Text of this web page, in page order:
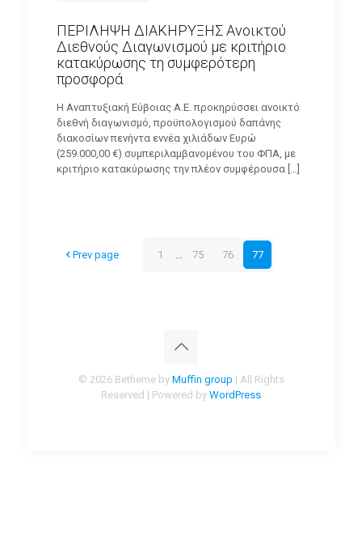
ΠΕΡΙΛΗΨΗ ΔΙΑΚΗΡΥΞΗΣ Ανοικτού
Διεθνούς Διαγωνισμού με κριτήριο
κατακύρωσης τη συμφερότερη
προσφορά
Η Αναπτυξιακή Εύβοιας Α.Ε. προκηρύσσει ανοικτό
διεθνή διαγωνισμό, προϋπολογισμού δαπάνης
διακοσίων πενήντα εννέα χιλιάδων Ευρώ
(259.000,00 €) συμπεριλαμβανομένου του ΦΠΑ, με
κριτήριο κατακύρωσης την πλέον συμφέρουσα[…]
Prev page 1 ... 75 76 77
© 2026 Betheme by Muffin group | All Rights
Reserved | Powered by WordPress